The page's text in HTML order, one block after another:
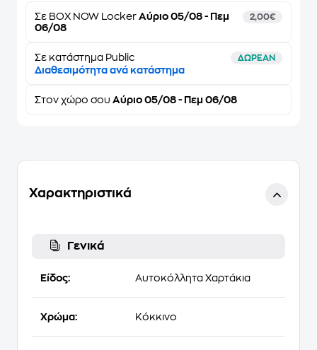
Σε BOX NOW Locker Αύριο 05/08 - Πεμ
06/08
2,00€
Σε κατάστημα Public ΔΩΡΕΑΝ
Διαθεσιμότητα ανά κατάστημα
Στον χώρο σου Αύριο 05/08 - Πεμ 06/08
Χαρακτηριστικά
Γενικά
Είδος: Αυτοκόλλητα Χαρτάκια
Χρώμα: Κόκκινο